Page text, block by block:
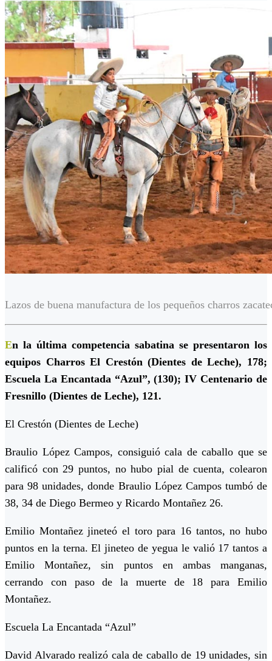
Lazos de buena manufactura de los pequeños charros
En la última competencia sabatina se presentaron los
equipos Charros El Crestón (Dientes de Leche), 178;
Escuela La Encantada “Azul”, (130); IV Centenario de
Fresnillo (Dientes de Leche), 121.
El Crestón (Dientes de Leche)
Braulio López Campos, consiguió cala de caballo que se
calificó con 29 puntos, no hubo pial de cuenta, colearon
para 98 unidades, donde Braulio López Campos tumbó de
38, 34 de Diego Bermeo y Ricardo Montañez 26.
Emilio Montañez jineteó el toro para 16 tantos, no hubo
puntos en la terna. El jineteo de yegua le valió 17 tantos a
Emilio Montañez, sin puntos en ambas manganas,
cerrando con paso de la muerte de 18 para Emilio
Montañez.
Escuela La Encantada “Azul”
David Alvarado realizó cala de caballo de 19 unidades, sin